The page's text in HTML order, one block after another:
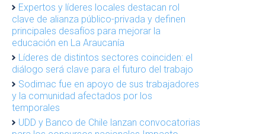
Expertos y líderes locales destacan rol
clave de alianza público-privada y definen
principales desafíos para mejorar la
educación en La Araucanía
Líderes de distintos sectores coinciden: el
diálogo será clave para el futuro del trabajo
Sodimac fue en apoyo de sus trabajadores
y la comunidad afectados por los
temporales
UDD y Banco de Chile lanzan convocatorias